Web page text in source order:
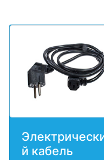
й кабель